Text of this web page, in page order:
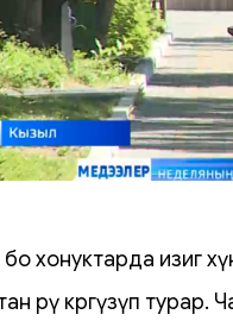
хонуктарда изиг
өрү көргүзүп